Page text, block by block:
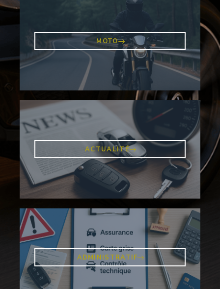
MOTO
ACTUALITÉ
ADMINISTRATIF